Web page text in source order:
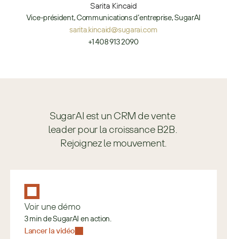
Sarita Kincaid
Vice-président, Communications d’entreprise, SugarAI
sarita.kincaid@sugarai.com
+1 408 913 2090
SugarAI est un CRM de vente
leader pour la croissance B2B.
Rejoignez le mouvement.
Voir une démo
3 min de SugarAI en action.
Lancer la vidéo